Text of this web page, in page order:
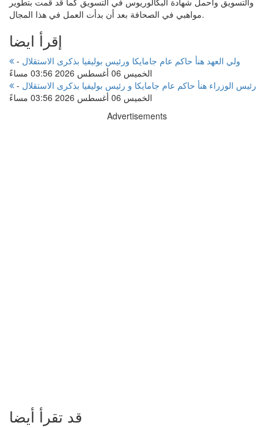
مواهبي في الصحافة بعد أن بدأت العمل في هذا المجال.
إقرأ ايضا
ولي العهد هنأ حاكم عام جامايكا ورئيس بوليفيا بذكرى الاستقلال -
الخميس 06 أغسطس 2026 03:56 مساءً
رئيس الوزراء هنأ حاكم عام جامايكا و رئيس بوليفيا بذكرى الاستقلال -
الخميس 06 أغسطس 2026 03:56 مساءً
Advertisements
قد تقرأ أيضا